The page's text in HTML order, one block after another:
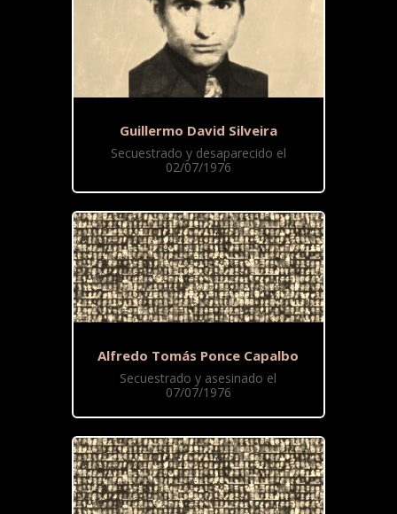
Guillermo David Silveira
Secuestrado y desaparecido el
02/07/1976
Alfredo Tomás Ponce Capalbo
Secuestrado y asesinado el
07/07/1976